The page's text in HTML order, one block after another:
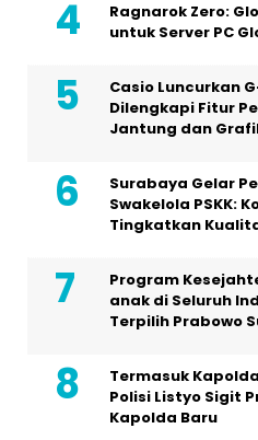
Ragnarok Zero:
untuk Server PC
Casio Luncurkan
Dilengkapi Fitur
Jantung dan
Surabaya Gelar
Swakelola PSKK:
Tingkatkan
Program
anak di Seluruh
Terpilih Prabowo
Termasuk
Polisi Listyo Sigit
Kapolda Baru